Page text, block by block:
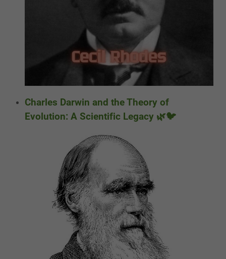
Charles Darwin and the Theory of
Evolution: A Scientific Legacy 🌿🐦